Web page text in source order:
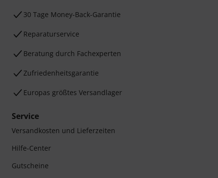
30 Tage Money-Back-Garantie
Reparaturservice
Beratung durch Fachexperten
Zufriedenheitsgarantie
Europas größtes Versandlager
Service
Versandkosten und Lieferzeiten
Hilfe-Center
Gutscheine